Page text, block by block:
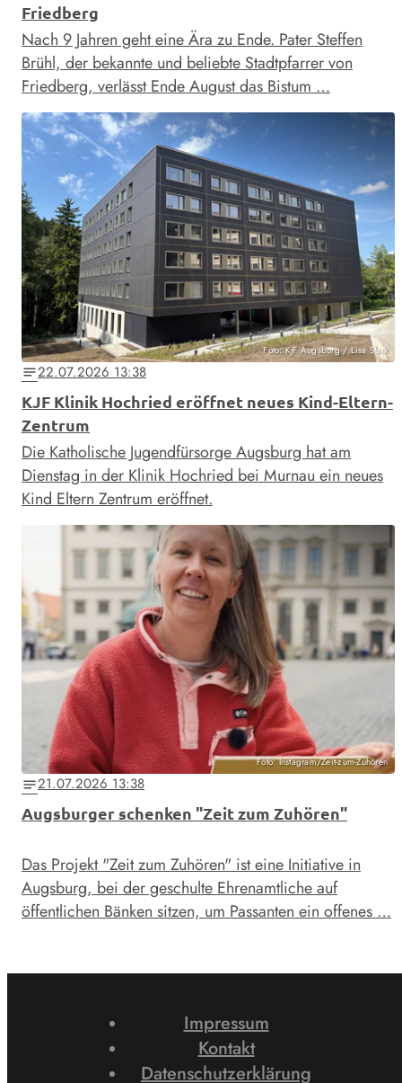
Friedberg
Nach 9 Jahren geht eine Ära zu Ende. Pater Steffen
Brühl, der bekannte und beliebte Stadtpfarrer von
Friedberg, verlässt Ende August das Bistum …
Foto: KJF Augsburg / Lisa Stark
notes22.07.2026 13:38
KJF Klinik Hochried eröffnet neues Kind-Eltern-
Zentrum
Die Katholische Jugendfürsorge Augsburg hat am
Dienstag in der Klinik Hochried bei Murnau ein neues
Kind Eltern Zentrum eröffnet.
Foto: Instagram/Zeit-zum-Zuhören
notes21.07.2026 13:38
Augsburger schenken "Zeit zum Zuhören"
Das Projekt "Zeit zum Zuhören" ist eine Initiative in
Augsburg, bei der geschulte Ehrenamtliche auf
öffentlichen Bänken sitzen, um Passanten ein offenes …
Impressum
Kontakt
Datenschutzerklärung